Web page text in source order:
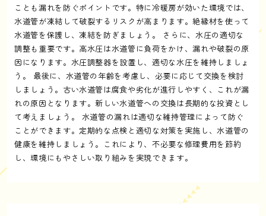
ことも漏れを防ぐポイントです。特に冷暖房が効いた環境では、
水道管が凍結して破裂するリスクが高まります。絶縁材を使って
水道管を保護し、凍結を防ぎましょう。 さらに、水圧の適切な
調整も重要です。高水圧は水道管に負荷をかけ、漏れや破裂の原
因になります。水圧調整器を設置し、適切な水圧を維持しましょ
う。 最後に、水道管の年齢を考慮し、必要に応じて交換を検討
しましょう。古い水道管は腐食や劣化が進行しやすく、これが漏
れの原因となります。新しい水道管への交換は長期的な投資とし
て考えましょう。 水道管の漏れは適切な維持管理によって防ぐ
ことができます。定期的な点検と適切な対策を実施し、水道管の
健康を維持しましょう。これにより、不必要な修理費用を節約
し、環境にもやさしい取り組みを実現できます。